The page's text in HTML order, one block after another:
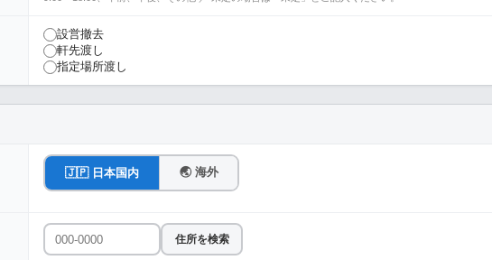
設営撤去
軒先渡し
指定場所渡し
🇯🇵 日本国内 🌏 海外
住所を検索